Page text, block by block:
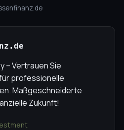
– Vertrauen Sie
professionelle
Maßgeschneiderte
Zukunft!